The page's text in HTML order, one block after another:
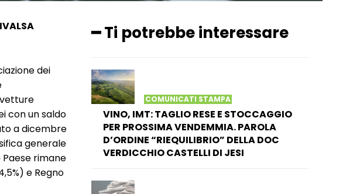
dei
vetture
con un saldo
a dicembre
generale
rimane
e Regno
━ Ti potrebbe interessare
COMUNICATI STAMPA
VINO, IMT: TAGLIO RESE E STOCCAGGIO
PER PROSSIMA VENDEMMIA. PAROLA
D’ORDINE “RIEQUILIBRIO” DELLA DOC
VERDICCHIO CASTELLI DI JESI